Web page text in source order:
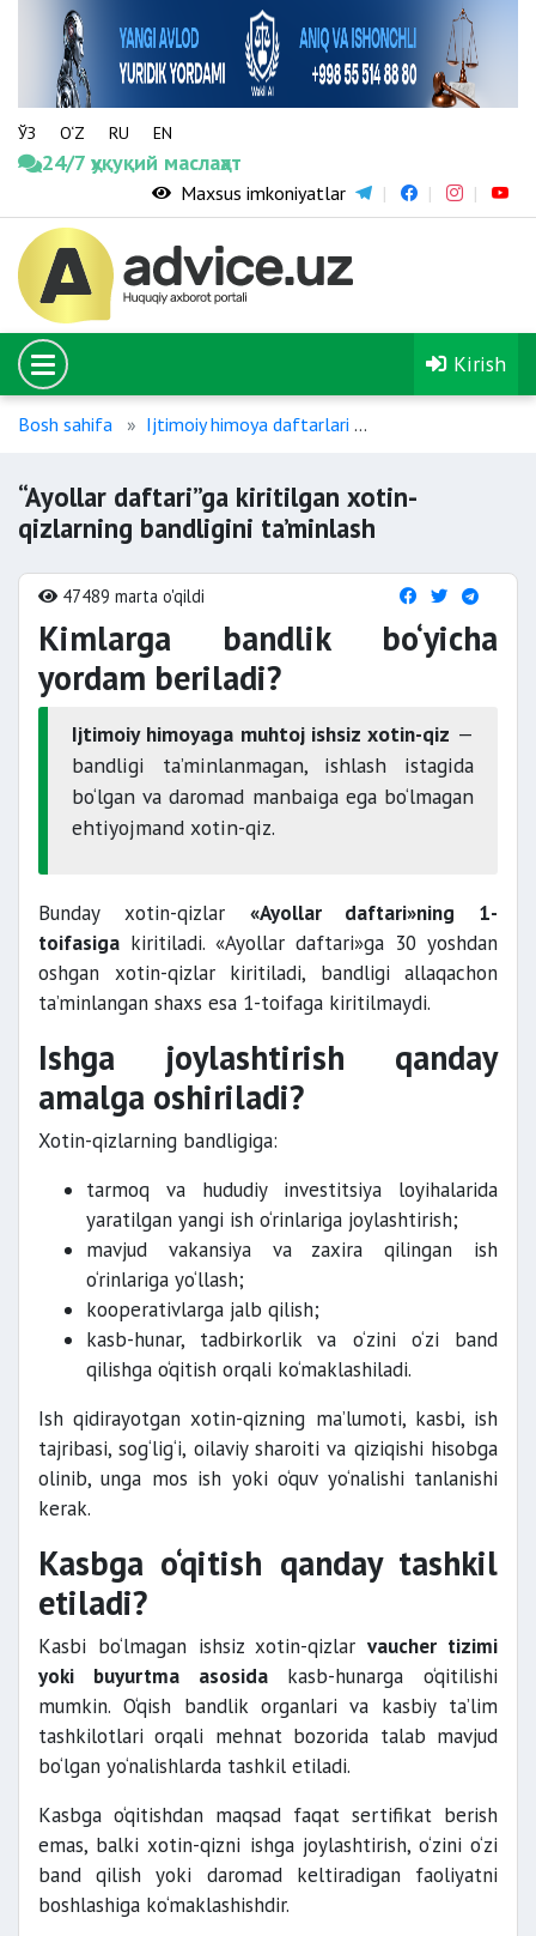
ЎЗ O‘Z RU EN
24/7 ҳуқуқий маслаҳат
Maxsus imkoniyatlar
Kirish
Bosh sahifa Ijtimoiy himoya daftarlari
“Ayollar daftari”ga kiritilgan xotin-
qizlarning bandligini ta’minlash
47489 marta o'qildi
Kimlarga bandlik bo‘yicha
yordam beriladi?
Ijtimoiy himoyaga muhtoj ishsiz xotin-qiz —
bandligi ta’minlanmagan, ishlash istagida
bo‘lgan va daromad manbaiga ega bo‘lmagan
ehtiyojmand xotin-qiz.
Bunday xotin-qizlar «Ayollar daftari»ning 1-
toifasiga kiritiladi. «Ayollar daftari»ga 30 yoshdan
oshgan xotin-qizlar kiritiladi, bandligi allaqachon
ta’minlangan shaxs esa 1-toifaga kiritilmaydi.
Ishga joylashtirish qanday
amalga oshiriladi?
Xotin-qizlarning bandligiga:
tarmoq va hududiy investitsiya loyihalarida
yaratilgan yangi ish o‘rinlariga joylashtirish;
mavjud vakansiya va zaxira qilingan ish
o‘rinlariga yo‘llash;
kooperativlarga jalb qilish;
kasb-hunar, tadbirkorlik va o‘zini o‘zi band
qilishga o‘qitish orqali ko‘maklashiladi.
Ish qidirayotgan xotin-qizning ma’lumoti, kasbi, ish
tajribasi, sog‘lig‘i, oilaviy sharoiti va qiziqishi hisobga
olinib, unga mos ish yoki o‘quv yo‘nalishi tanlanishi
kerak.
Kasbga o‘qitish qanday tashkil
etiladi?
Kasbi bo‘lmagan ishsiz xotin-qizlarvaucher tizimi
yoki buyurtma asosidakasb-hunarga o‘qitilishi
mumkin. O‘qish bandlik organlari va kasbiy ta’lim
tashkilotlari orqali mehnat bozorida talab mavjud
bo‘lgan yo‘nalishlarda tashkil etiladi.
Kasbga o‘qitishdan maqsad faqat sertifikat berish
emas, balki xotin-qizni ishga joylashtirish, o‘zini o‘zi
band qilish yoki daromad keltiradigan faoliyatni
boshlashiga ko‘maklashishdir.